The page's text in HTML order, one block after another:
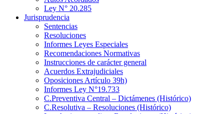
Ley N° 20.285
Jurisprudencia
Sentencias
Resoluciones
Informes Leyes Especiales
Recomendaciones Normativas
Instrucciones de carácter general
Acuerdos Extrajudiciales
Oposiciones Artículo 39h)
Informes Ley N°19.733
C.Preventiva Central – Dictámenes (Histórico)
C.Resolutiva – Resoluciones (Histórico)